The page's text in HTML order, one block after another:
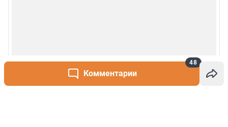
Комментарии
48